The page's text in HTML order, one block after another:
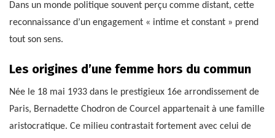
Dans un monde politique souvent perçu comme distant, cette
reconnaissance d’un engagement « intime et constant » prend
tout son sens.
Les origines d’une femme hors du commun
Née le 18 mai 1933 dans le prestigieux 16e arrondissement de
Paris, Bernadette Chodron de Courcel appartenait à une famille
aristocratique. Ce milieu contrastait fortement avec celui de